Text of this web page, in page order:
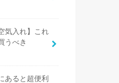
気入れ】これ
うべき
あると超便利